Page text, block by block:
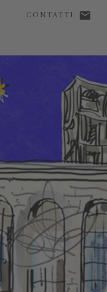
CONTATTI